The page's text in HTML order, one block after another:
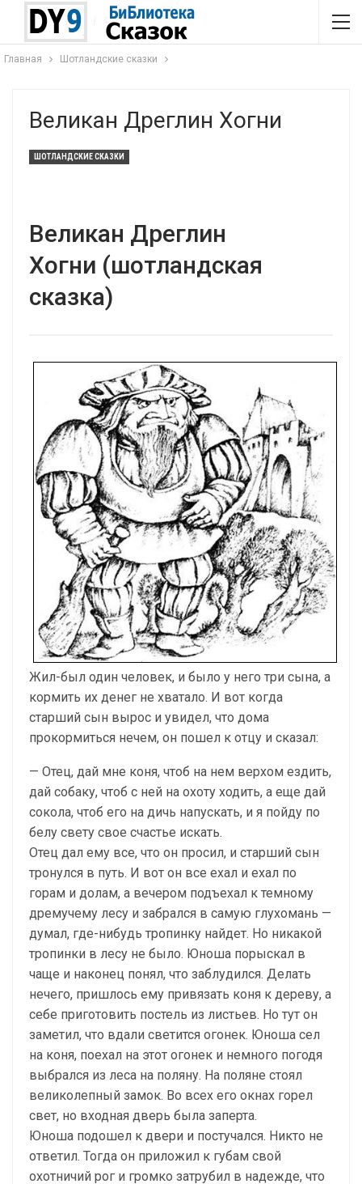
Главная Шотландские сказки
Великан Дреглин Хогни
ШОТЛАНДСКИЕ СКАЗКИ
Великан Дреглин
Хогни (шотландская
сказка)
Жил-был один человек, и было у него три сына, а
кормить их денег не хватало. И вот когда
старший сын вырос и увидел, что дома
прокормиться нечем, он пошел к отцу и сказал:
— Отец, дай мне коня, чтоб на нем верхом ездить,
дай собаку, чтоб с ней на охоту ходить, а еще дай
сокола, чтоб его на дичь напускать, и я пойду по
белу свету свое счастье искать.
Отец дал ему все, что он просил, и старший сын
тронулся в путь. И вот он все ехал и ехал по
горам и долам, а вечером подъехал к темному
дремучему лесу и забрался в самую глухомань —
думал, где-нибудь тропинку найдет. Но никакой
тропинки в лесу не было. Юноша порыскал в
чаще и наконец понял, что заблудился. Делать
нечего, пришлось ему привязать коня к дереву, а
себе приготовить постель из листьев. Но тут он
заметил, что вдали светится огонек. Юноша сел
на коня, поехал на этот огонек и немного погодя
выбрался из леса на поляну. На поляне стоял
великолепный замок. Во всех его окнах горел
свет, но входная дверь была заперта.
Юноша подошел к двери и постучался. Никто не
ответил. Тогда он приложил к губам свой
охотничий рог и громко затрубил в надежде, что